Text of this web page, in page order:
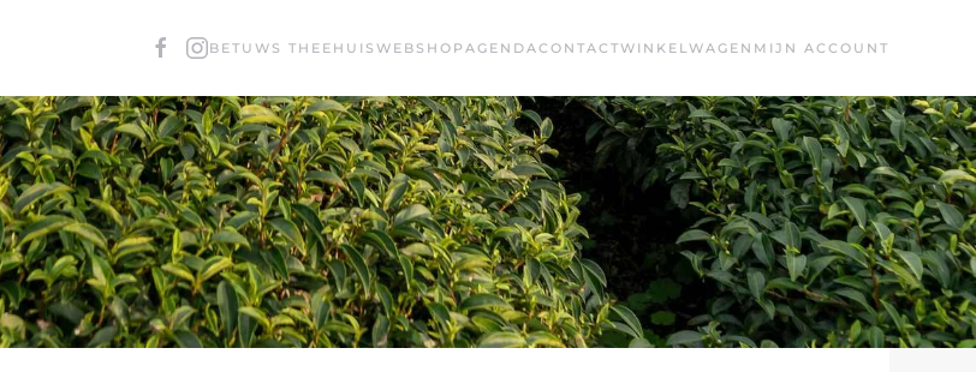
BETUWS THEEHUIS WEBSHOP AGENDACONTACTWINKELWAGEN MIJN ACCOUNT